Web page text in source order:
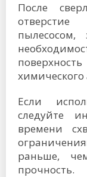
После
химического
Если
следуйте
времени
раньше,
прочность.